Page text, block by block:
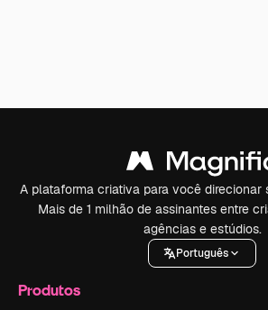
A plataforma criativa para você direcionar
Mais de 1 milhão de assinantes entre
agências e estúdios.
Português
Produtos